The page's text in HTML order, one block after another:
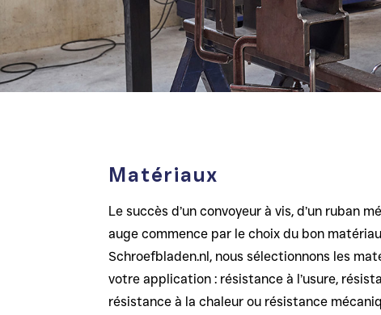
Matériaux
Le succès d’un convoyeur à vis, d’un ruban
auge commence par le choix du bon
Schroefbladen.nl, nous sélectionnons les
votre application : résistance à l’usure,
résistance à la chaleur ou résistance